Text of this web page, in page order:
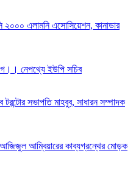
এলামনি এসোসিয়েশন, কানাডার
নেপথ্যে ইউপি সচিব
সভাপতি মাহবুব, সাধারন সম্পাদক
আজিজুল আম্বিয়ারের কাব্যগ্রন্থের মোড়ক